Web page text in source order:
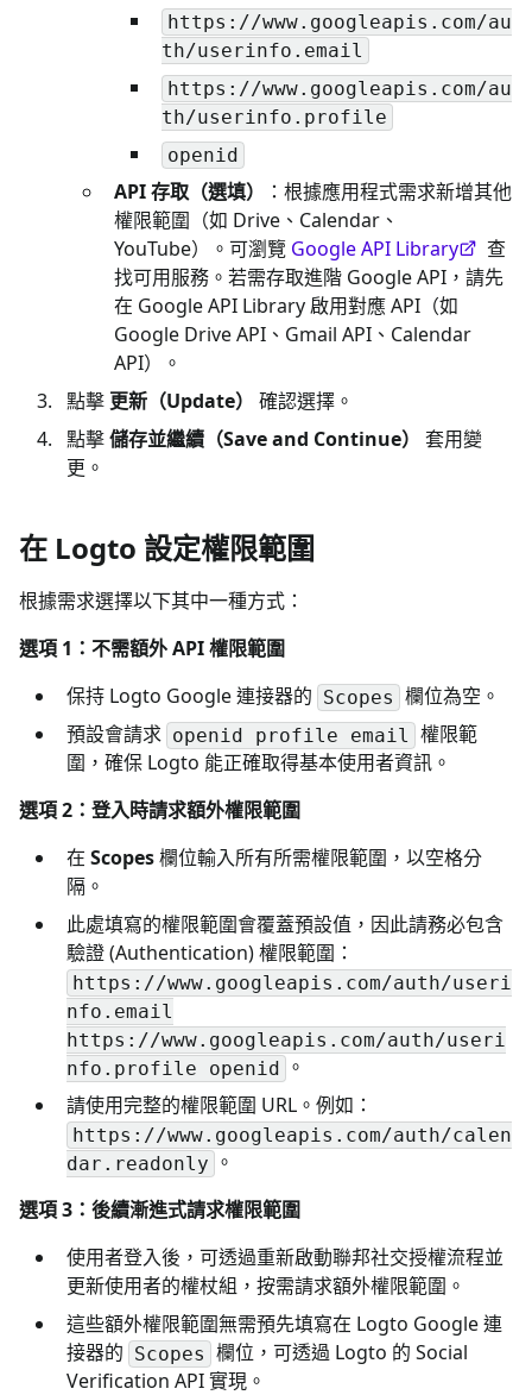
https://www.googleapis.com/au
th/userinfo.email
https://www.googleapis.com/au
th/userinfo.profile
openid
API 存取（選填）
：根據應用程式需求新增其他
權限範圍（如 Drive、Calendar、
YouTube）。可瀏覽 Google API Library
查
找可用服務。若需存取進階 Google API，請先
在 Google API Library 啟用對應 API（如
Google Drive API、Gmail API、Calendar
API）。
點擊 更新（Update）
確認選擇。
點擊儲存並繼續（Save and Continue）
套用變
更。
在 Logto 設定權限範圍
根據需求選擇以下其中一種方式：
選項 1：不需額外 API 權限範圍
保持 Logto Google 連接器的 Scopes 欄位為空。
預設會請求 openid profile email
權限範
圍，確保 Logto 能正確取得基本使用者資訊。
選項 2：登入時請求額外權限範圍
在 Scopes欄位輸入所有所需權限範圍，以空格分
隔。
此處填寫的權限範圍會覆蓋預設值，因此請務必包含
驗證 (Authentication) 權限範圍：
https://www.googleapis.com/auth/useri
nfo.email
https://www.googleapis.com/auth/useri
nfo.profile openid 。
請使用完整的權限範圍 URL。例如：
https://www.googleapis.com/auth/calen
dar.readonly 。
選項 3：後續漸進式請求權限範圍
使用者登入後，可透過重新啟動聯邦社交授權流程並
更新使用者的權杖組，按需請求額外權限範圍。
這些額外權限範圍無需預先填寫在 Logto Google 連
接器的 Scopes 欄位，可透過 Logto 的 Social
Verification API 實現。